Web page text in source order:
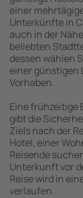
einer
Unterkünfte in
auch in der
beliebten
dessen wählen
einer günstigen
Vorhaben.
Eine frühzeitige
gibt die
Ziels nach der
Hotel, einer
Reisende
Unterkunft vor
Reise wird in
verlaufen.